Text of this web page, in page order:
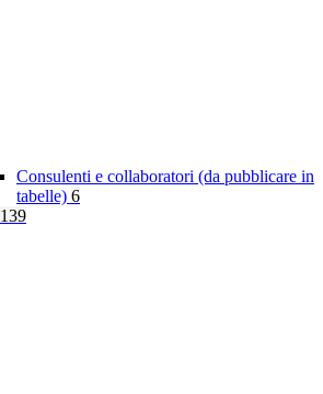
Consulenti e collaboratori (da pubblicare in
tabelle) 6
139